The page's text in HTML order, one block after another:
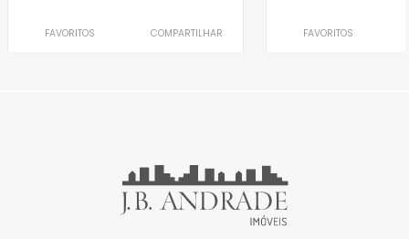
FAVORITOS COMPARTILHAR FAVORITOS